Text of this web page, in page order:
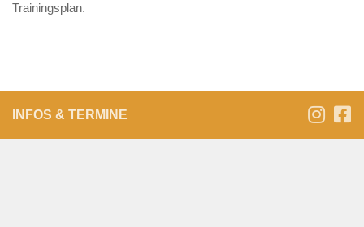
Trainingsplan.
INFOS & TERMINE